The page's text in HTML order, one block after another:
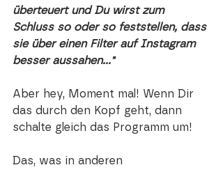
überteuert und Du wirst zum
Schluss so oder so feststellen, dass
sie über einen Filter auf Instagram
besser aussahen..."
Aber hey, Moment mal! Wenn Dir
das durch den Kopf geht, dann
schalte gleich das Programm um!
Das, was in anderen